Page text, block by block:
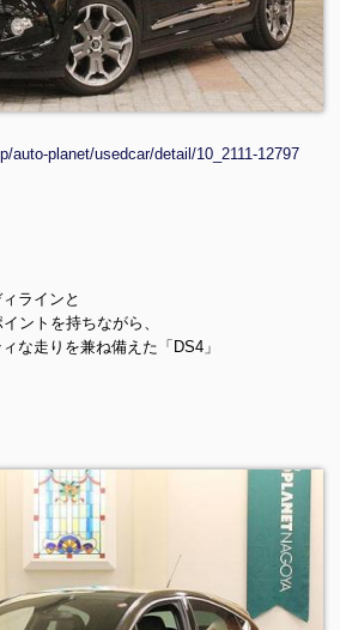
auto-planet/usedcar/detail/10_2111-12797
ラインと
ントを持ちながら、
な走りを兼ね備えた「DS4」